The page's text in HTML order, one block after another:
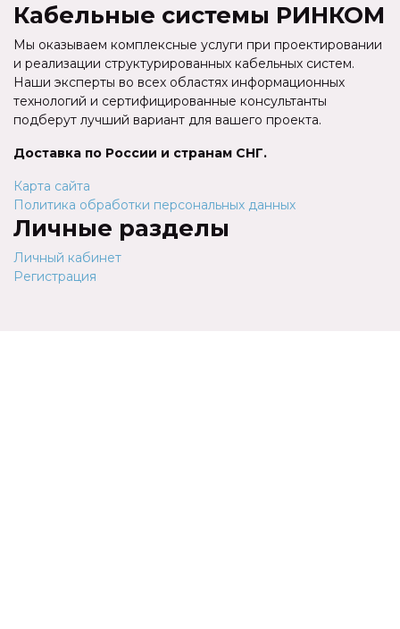
Кабельные системы РИНКОМ
Мы оказываем комплексные услуги при проектировании
и реализации структурированных кабельных систем.
Наши эксперты во всех областях информационных
технологий и сертифицированные консультанты
подберут лучший вариант для вашего проекта.
Доставка по России и странам СНГ.
Карта сайта
Политика обработки персональных данных
Личные разделы
Личный кабинет
Регистрация